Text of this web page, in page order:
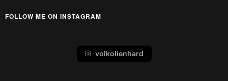
FOLLOW ME ON INSTAGRAM
volkolienhard